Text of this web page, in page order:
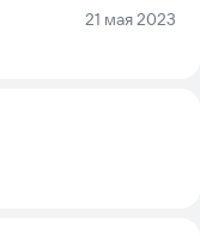
подготовки.
и
Дата:
21 мая 2023